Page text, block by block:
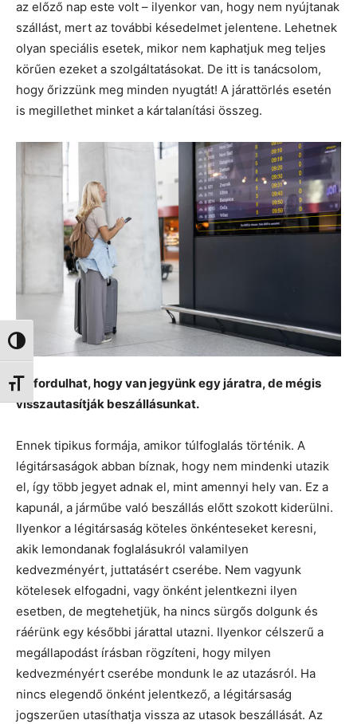
Nagy kontraszt váltása
Betűméret váltása
az előző nap este volt – ilyenkor van, hogy nem nyújtanak
szállást, mert az további késedelmet jelentene. Lehetnek
olyan speciális esetek, mikor nem kaphatjuk meg teljes
körűen ezeket a szolgáltatásokat. De itt is tanácsolom,
hogy őrizzünk meg minden nyugtát! A járattörlés esetén
is megillethet minket a kártalanítási összeg.
Előfordulhat, hogy van jegyünk egy járatra, de mégis
visszautasítják beszállásunkat.
Ennek tipikus formája, amikor túlfoglalás történik. A
légitársaságok abban bíznak, hogy nem mindenki utazik
el, így több jegyet adnak el, mint amennyi hely van. Ez a
kapunál, a járműbe való beszállás előtt szokott kiderülni.
Ilyenkor a légitársaság köteles önkénteseket keresni,
akik lemondanak foglalásukról valamilyen
kedvezményért, juttatásért cserébe. Nem vagyunk
kötelesek elfogadni, vagy önként jelentkezni ilyen
esetben, de megtehetjük, ha nincs sürgős dolgunk és
ráérünk egy későbbi járattal utazni. Ilyenkor célszerű a
megállapodást írásban rögzíteni, hogy milyen
kedvezményért cserébe mondunk le az utazásról. Ha
nincs elegendő önként jelentkező, a légitársaság
jogszerűen utasíthatja vissza az utasok beszállását. Az